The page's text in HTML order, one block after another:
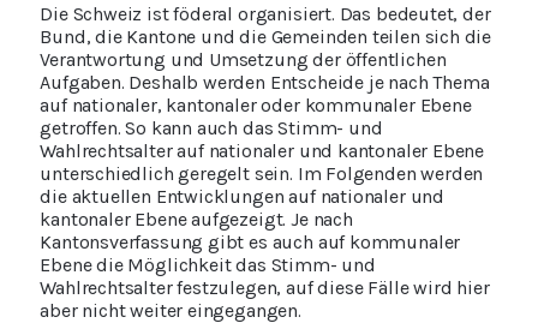
Die Schweiz ist föderal organisiert. Das bedeutet, der
Bund, die Kantone und die Gemeinden teilen sich die
Verantwortung und Umsetzung der öffentlichen
Aufgaben. Deshalb werden Entscheide je nach Thema
auf nationaler, kantonaler oder kommunaler Ebene
getroffen. So kann auch das Stimm- und
Wahlrechtsalter auf nationaler und kantonaler Ebene
unterschiedlich geregelt sein. Im Folgenden werden
die aktuellen Entwicklungen auf nationaler und
kantonaler Ebene aufgezeigt. Je nach
Kantonsverfassung gibt es auch auf kommunaler
Ebene die Möglichkeit das Stimm- und
Wahlrechtsalter festzulegen, auf diese Fälle wird hier
aber nicht weiter eingegangen.